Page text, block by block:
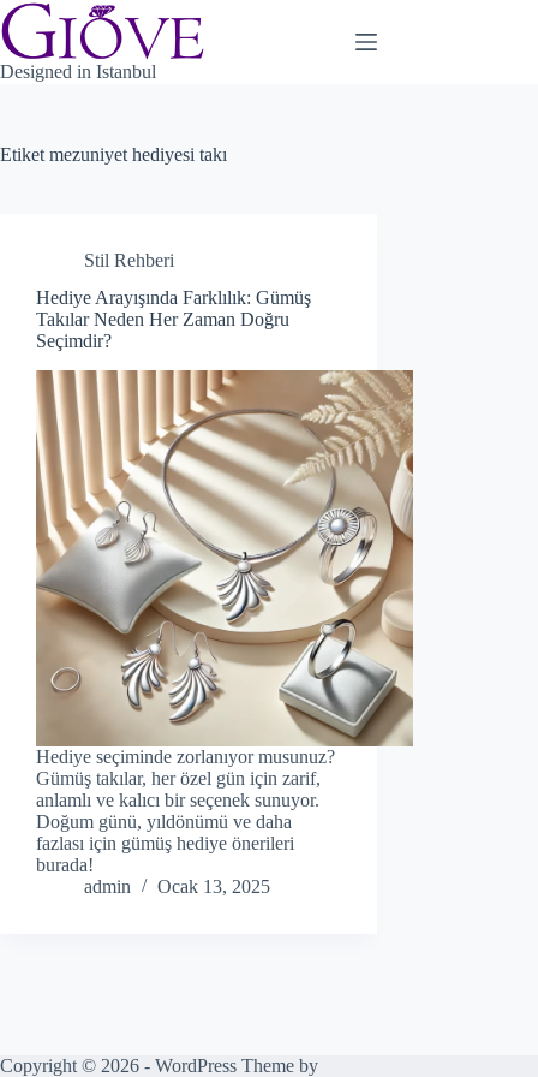
Skip
to
content
Designed in Istanbul
Etiket mezuniyet hediyesi takı
Stil Rehberi
Hediye Arayışında Farklılık: Gümüş
Takılar Neden Her Zaman Doğru
Seçimdir?
Hediye seçiminde zorlanıyor musunuz?
Gümüş takılar, her özel gün için zarif,
anlamlı ve kalıcı bir seçenek sunuyor.
Doğum günü, yıldönümü ve daha
fazlası için gümüş hediye önerileri
burada!
admin
Ocak 13, 2025
Copyright © 2026 - WordPress Theme by